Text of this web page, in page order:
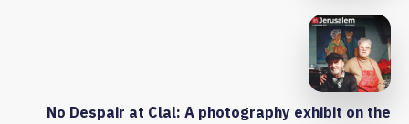
No Despair at Clal: A photography exhibit on the